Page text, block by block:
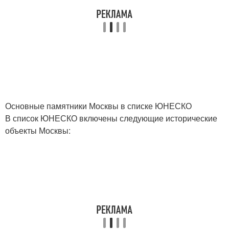
Основные памятники Москвы в списке ЮНЕСКО
В список ЮНЕСКО включены следующие исторические
объекты Москвы: